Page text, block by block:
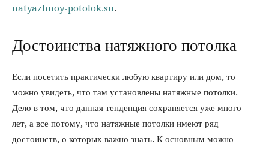
natyazhnoy-potolok.su.
Достоинства натяжного потолка
Если посетить практически любую квартиру или дом, то
можно увидеть, что там установлены натяжные потолки.
Дело в том, что данная тенденция сохраняется уже много
лет, а все потому, что натяжные потолки имеют ряд
достоинств, о которых важно знать. К основным можно